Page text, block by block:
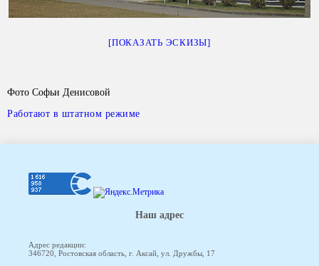
[ПОКАЗАТЬ ЭСКИЗЫ]
Фото Софьи Денисовой
Работают в штатном режиме
Наш адрес
Адрес редакции:
346720, Ростовская область, г. Аксай, ул. Дружбы, 17